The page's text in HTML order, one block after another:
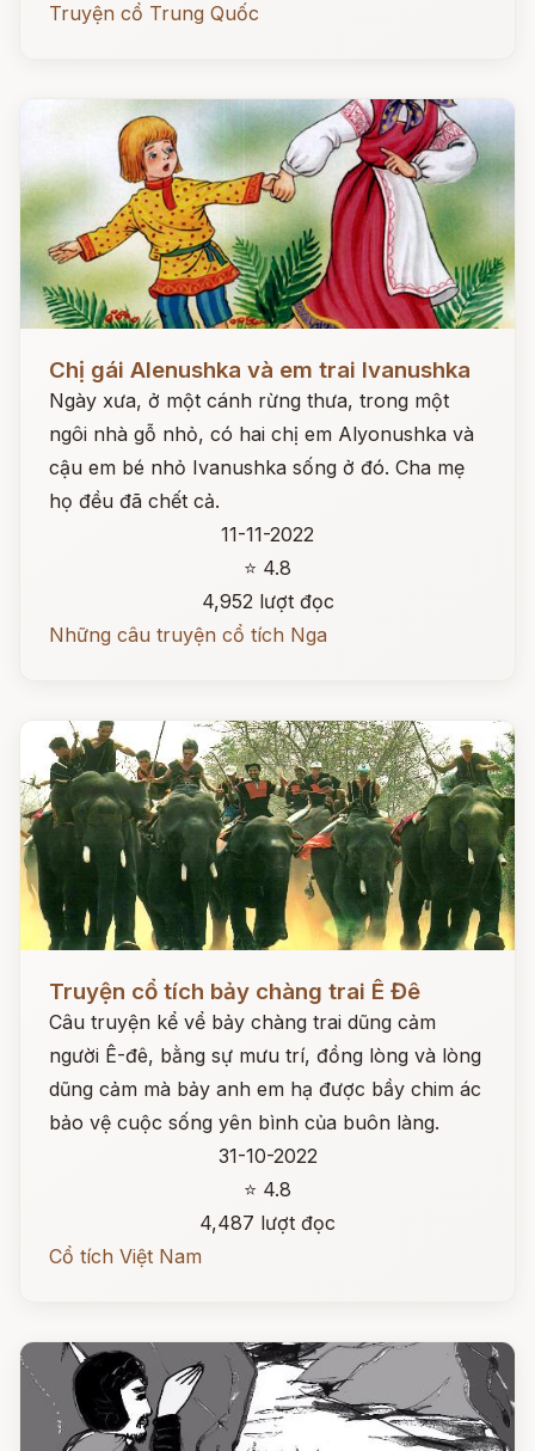
Truyện cổ Trung Quốc
Chị gái Alenushka và em trai Ivanushka
Ngày xưa, ở một cánh rừng thưa, trong một
ngôi nhà gỗ nhỏ, có hai chị em Alyonushka và
cậu em bé nhỏ Ivanushka sống ở đó. Cha mẹ
họ đều đã chết cả.
11-11-2022
⭐ 4.8
4,952 lượt đọc
Những câu truyện cổ tích Nga
Truyện cổ tích bảy chàng trai Ê Đê
Câu truyện kể vể bảy chàng trai dũng cảm
người Ê-đê, bằng sự mưu trí, đồng lòng và lòng
dũng cảm mà bảy anh em hạ được bầy chim ác
bảo vệ cuộc sống yên bình của buôn làng.
31-10-2022
⭐ 4.8
4,487 lượt đọc
Cổ tích Việt Nam